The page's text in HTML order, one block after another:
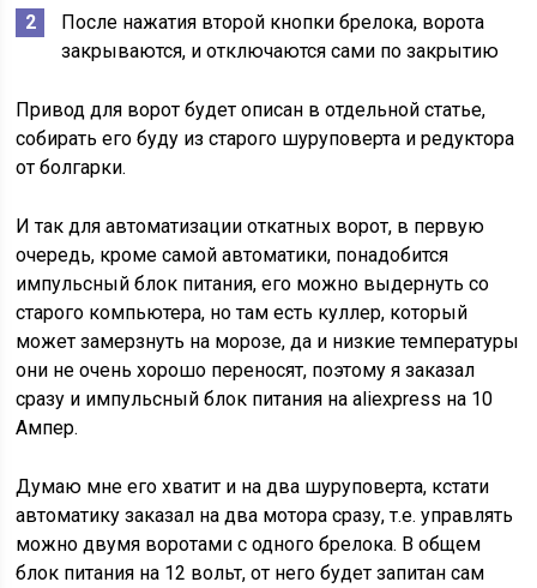
После нажатия второй кнопки брелока, ворота
закрываются, и отключаются сами по закрытию
Привод для ворот будет описан в отдельной статье,
собирать его буду из старого шуруповерта и редуктора
от болгарки.
И так для автоматизации откатных ворот, в первую
очередь, кроме самой автоматики, понадобится
импульсный блок питания, его можно выдернуть со
старого компьютера, но там есть куллер, который
может замерзнуть на морозе, да и низкие температуры
они не очень хорошо переносят, поэтому я заказал
сразу и импульсный блок питания на aliexpress на 10
Ампер.
Думаю мне его хватит и на два шуруповерта, кстати
автоматику заказал на два мотора сразу, т.е. управлять
можно двумя воротами с одного брелока. В общем
блок питания на 12 вольт, от него будет запитан сам